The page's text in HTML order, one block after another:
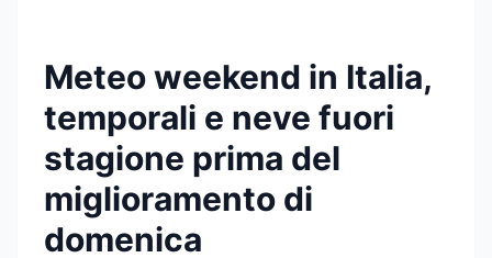
Meteo weekend in Italia,
temporali e neve fuori
stagione prima del
miglioramento di
domenica